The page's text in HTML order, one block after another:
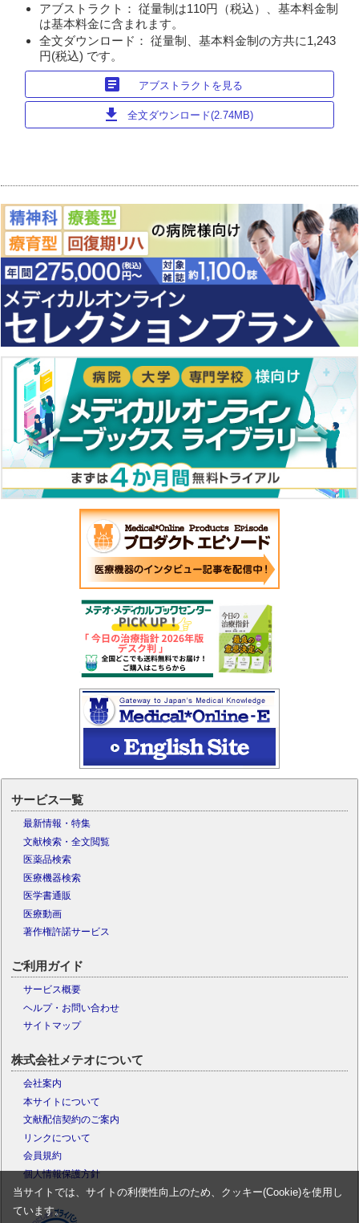
アブストラクト： 従量制は110円（税込）、基本料金制
は基本料金に含まれます。
全文ダウンロード： 従量制、基本料金制の方共に1,243
円(税込) です。
article アブストラクトを見る
download 全文ダウンロード(2.74MB)
サービス一覧
最新情報・特集
文献検索・全文閲覧
医薬品検索
医療機器検索
医学書通販
医療動画
著作権許諾サービス
ご利用ガイド
サービス概要
ヘルプ・お問い合わせ
サイトマップ
株式会社メテオについて
会社案内
本サイトについて
文献配信契約のご案内
リンクについて
会員規約
個人情報保護方針
当サイトでは、サイトの利便性向上のため、クッキー(Cookie)を使用し
ています。